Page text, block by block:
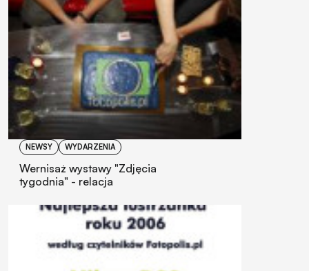
NEWSY WYDARZENIA
Wernisaż wystawy "Zdjęcia
tygodnia" - relacja